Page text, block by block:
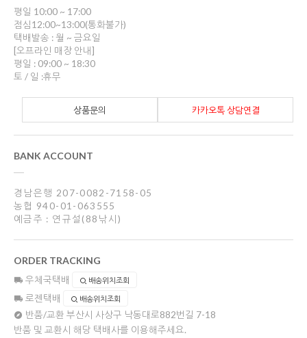
평일 10:00 ~ 17:00
점심12:00~13:00(통화불가)
택배발송 : 월 ~ 금요일
[오프라인 매장 안내]
평일 : 09:00 ~ 18:30
토 / 일 :휴무
카카오톡 상담연결
상품문의
BANK ACCOUNT
경남은행 207-0082-7158-05
농협 940-01-063555
예금주 : 연규설(88낚시)
ORDER TRACKING
우체국택배 배송위치조회
로젠택배 배송위치조회
반품/교환 부산시 사상구 낙동대로882번길 7-18
반품 및 교환시 해당 택배사를 이용해주세요.